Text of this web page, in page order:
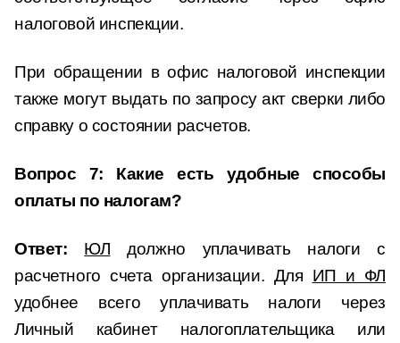
налоговой инспекции.
При обращении в офис налоговой инспекции
также могут выдать по запросу акт сверки либо
справку о состоянии расчетов.
Вопрос 7: Какие есть удобные способы
оплаты по налогам?
Ответ: ЮЛ должно уплачивать налоги с
расчетного счета организации. Для ИП и ФЛ
удобнее всего уплачивать налоги через
Личный кабинет налогоплательщика или